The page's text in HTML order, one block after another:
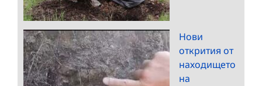
Нови
открития от
находището
на